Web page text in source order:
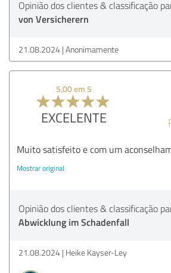
Opinião dos clientes & classificação
von Versicherern
21.08.2024 Anonimamente
5,00 em 5
EXCELENTE
Muito satisfeito e com um
Mostrar original
Opinião dos clientes & classificação
Abwicklung im Schadenfall
21.08.2024 Heike Kayser-Ley